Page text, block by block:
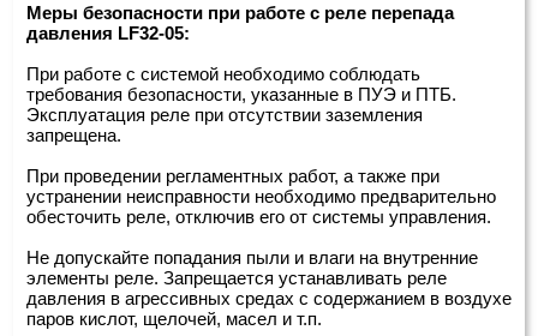
Меры безопасности при работе с реле перепада
давления LF32-05:
При работе с системой необходимо соблюдать
требования безопасности, указанные в ПУЭ и ПТБ.
Эксплуатация реле при отсутствии заземления
запрещена.
При проведении регламентных работ, а также при
устранении неисправности необходимо предварительно
обесточить реле, отключив его от системы управления.
Не допускайте попадания пыли и влаги на внутренние
элементы реле. Запрещается устанавливать реле
давления в агрессивных средах с содержанием в воздухе
паров кислот, щелочей, масел и т.п.